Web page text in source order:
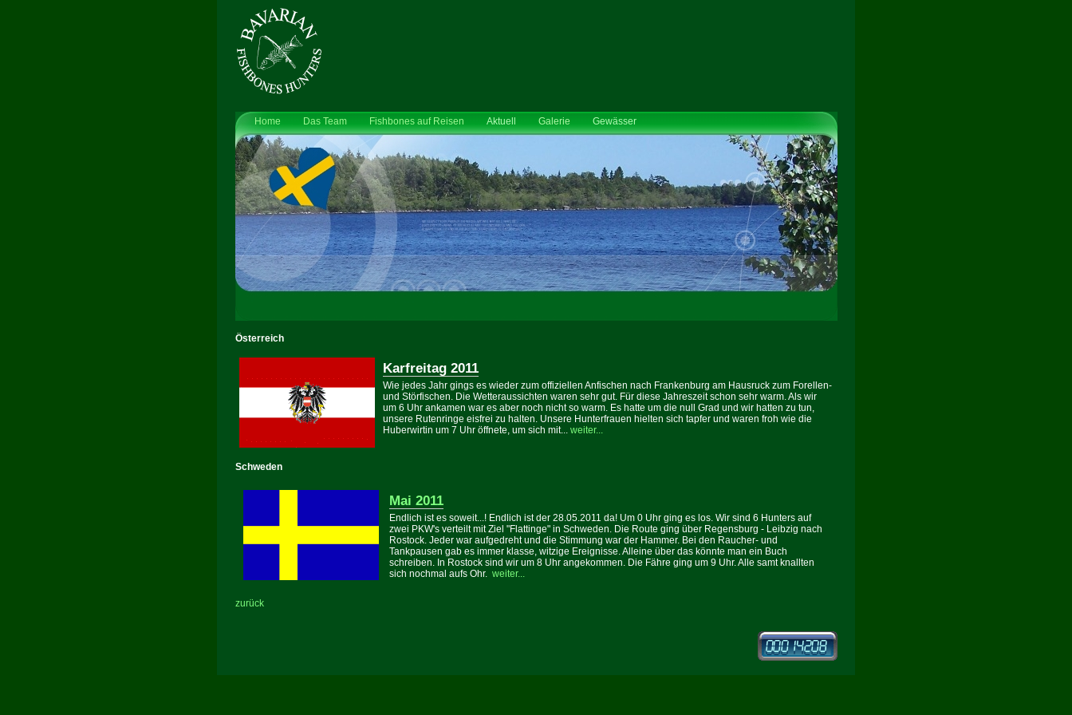
Home Das Team Fishbones auf Reisen Aktuell Galerie Gewässer
Österreich
Karfreitag 2011
Wie jedes Jahr gings es wieder zum offiziellen Anfischen nach Frankenburg am Hausruck zum Forellen-
und Störfischen. Die Wetteraussichten waren sehr gut. Für diese Jahreszeit schon sehr warm. Als wir
um 6 Uhr ankamen war es aber noch nicht so warm. Es hatte um die null Grad und wir hatten zu tun,
unsere Rutenringe eisfrei zu halten. Unsere Hunterfrauen hielten sich tapfer und waren froh wie die
Huberwirtin um 7 Uhr öffnete, um sich mit... weiter...
Schweden
Mai 2011
Endlich ist es soweit...! Endlich ist der 28.05.2011 da! Um 0 Uhr ging es los. Wir sind 6 Hunters auf
zwei PKW's verteilt mit Ziel "Flattinge" in Schweden. Die Route ging über Regensburg - Leibzig nach
Rostock. Jeder war aufgedreht und die Stimmung war der Hammer. Bei den Raucher- und
Tankpausen gab es immer klasse, witzige Ereignisse. Alleine über das könnte man ein Buch
schreiben. In Rostock sind wir um 8 Uhr angekommen. Die Fähre ging um 9 Uhr. Alle samt knallten
sich nochmal aufs Ohr. weiter...
zurück